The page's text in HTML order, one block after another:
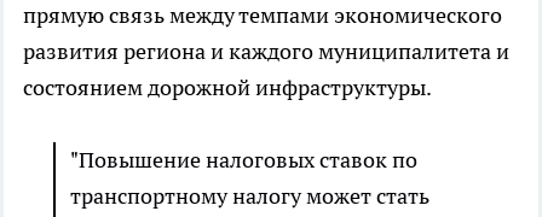
прямую связь между темпами экономического
развития региона и каждого муниципалитета и
состоянием дорожной инфраструктуры.
"Повышение налоговых ставок по
транспортному налогу может стать